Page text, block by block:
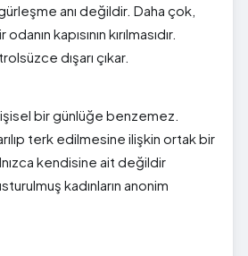
anı değildir. Daha çok,
kapısının kırılmasıdır.
dışarı çıkar.
bir günlüğe benzemez.
terk edilmesine ilişkin ortak bir
kendisine ait değildir
kadınların anonim